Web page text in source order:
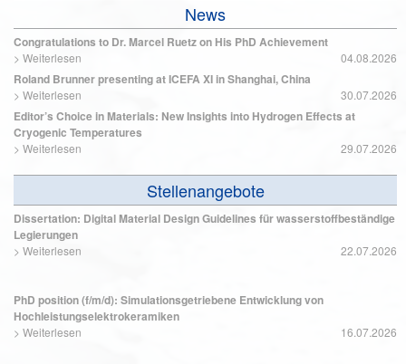
News
Congratulations to Dr. Marcel Ruetz on His PhD Achievement
> Weiterlesen 04.08.2026
Roland Brunner presenting at ICEFA XI in Shanghai, China
> Weiterlesen 30.07.2026
Editor’s Choice in Materials: New Insights into Hydrogen Effects at
Cryogenic Temperatures
> Weiterlesen 29.07.2026
Stellenangebote
Dissertation: Digital Material Design Guidelines für wasserstoffbeständige
Legierungen
> Weiterlesen 22.07.2026
PhD position (f/m/d): Simulationsgetriebene Entwicklung von
Hochleistungselektrokeramiken
> Weiterlesen 16.07.2026